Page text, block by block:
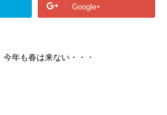
Google+
今年も春は来ない・・・